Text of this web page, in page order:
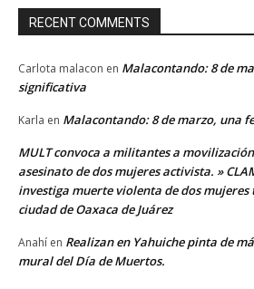
RECENT COMMENTS
Carlota malacon en Malacontando: 8 de
significativa
Karla en Malacontando: 8 de marzo, una
MULT convoca a militantes a
asesinato de dos mujeres activista. »
investiga muerte violenta de dos
ciudad de Oaxaca de Juárez
Anahí en Realizan en Yahuiche pinta de
mural del Día de Muertos.